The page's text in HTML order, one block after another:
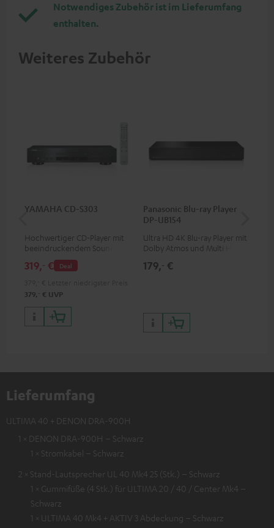
Notwendiges Zubehör ist im Lieferumfang
enthalten.
Weiteres Zubehör
YAMAHA CD-S303
Hochwertiger CD-Player mit
beeindruckendem Sound und
wertiger Verarbeitung
Deal
319,‐ €
379, ‐ € UVP
Panasonic Blu-ray Player
DP-UB154
Ultra HD 4K Blu-ray Player mit
Dolby Atmos und Multi HDR-
HDR10+ für eine überragende
179,‐ €
Lieferumfang
ULTIMA 40 + DENON DRA-900H
1 × DENON DRA-900H – Schwarz
1 × Stromkabel – Schwarz
2 × Stand-Lautsprecher UL 40 Mk4 25 (Stk.) – Schwarz
1 × Gummifüße (4 Stk.) für ULTIMA 20 / 40 / Center Mk4 –
Schwarz
1 × ULTIMA 40 Mk4 + AKTIV 3 Abdeckung – Schwarz